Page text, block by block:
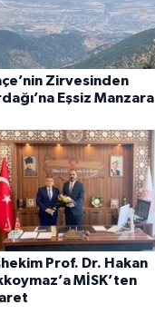
Zirvesinden
Eşsiz Manzara
Prof. Dr. Hakan
MİSK’ten